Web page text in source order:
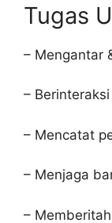
Tugas
– Mengantar
–
– Mencatat
– Menjaga
–